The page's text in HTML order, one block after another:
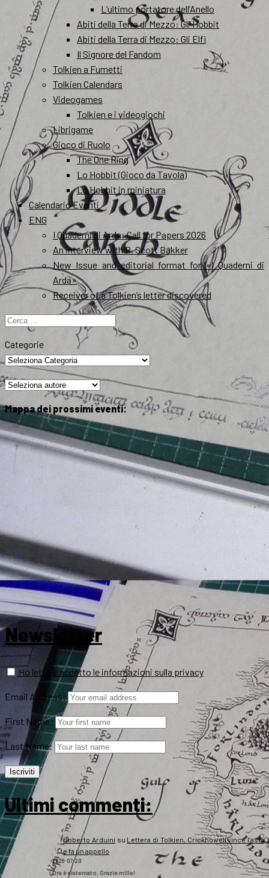
L’ultimo portatore dell’Anello
Abiti della Terra di Mezzo: Gli Hobbit
Abiti della Terra di Mezzo: Gli Elfi
Il Signore del Fandom
Tolkien a Fumetti
Tolkien Calendars
Videogames
Tolkien e i videogiochi
Librigame
Gioco di Ruolo
The One Ring
Lo Hobbit (Gioco da Tavola)
Lo Hobbit in miniatura
Calendario Eventi
ENG
I Quaderni di Arda: Call for Papers 2026
An interview with R. Scott Bakker
New Issue and editorial format for «I Quaderni di
Arda»
Receiver of a Tolkien’s letter discovered
Ricerca
Categorie
Mappa dei prossimi eventi:
Newsletter
Ho letto e accetto le informazioni sulla privacy
Email Address:
First Name:
Last Name:
Ultimi commenti:
Roberto Arduini su Lettera di Tolkien, Crickhowell vince l’asta
e fa un appello
2026-07-20
Ora è sistemato. Grazie mille!